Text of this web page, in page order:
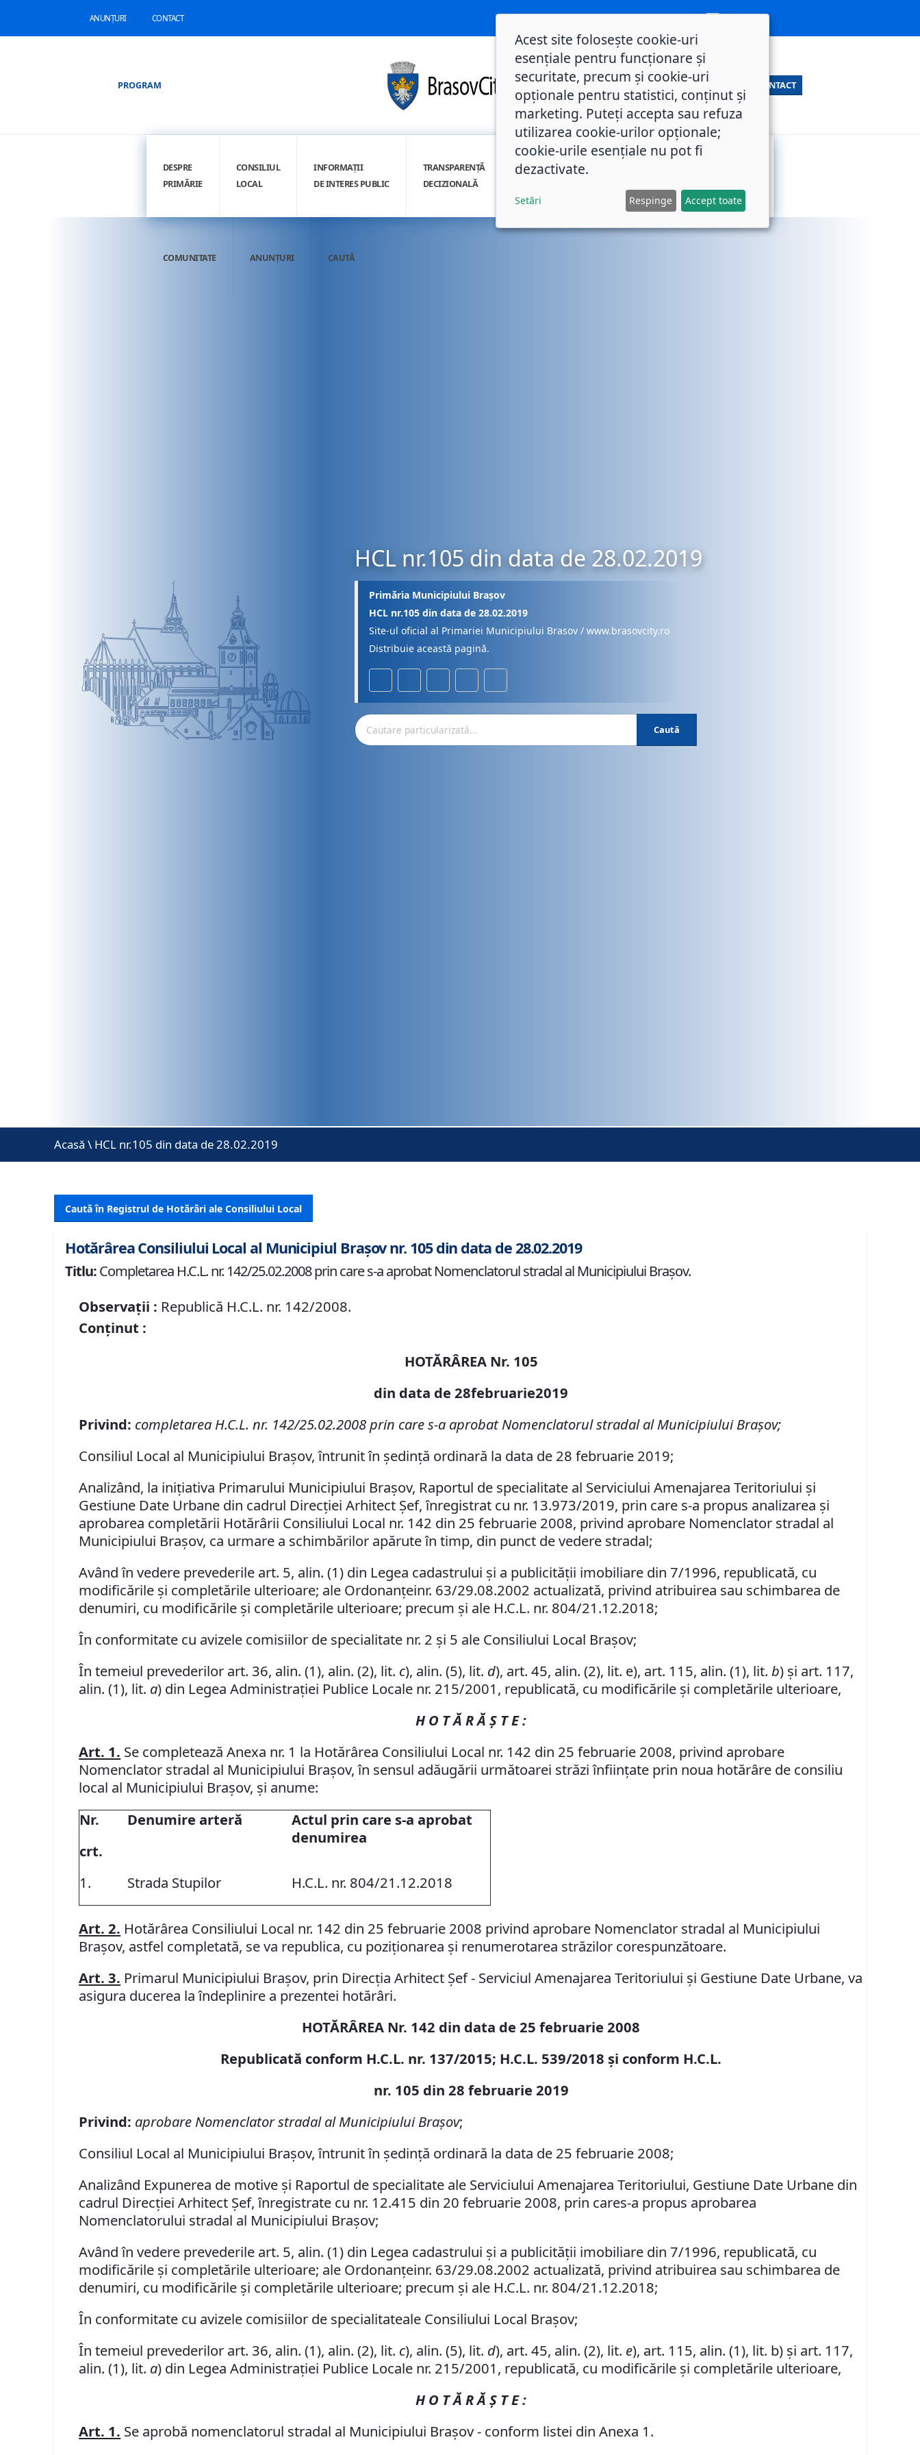
ANUNȚURI CONTACT
PROGRAM CONTACT
DESPRE
PRIMĂRIE
CONSILIUL
LOCAL
INFORMAȚII
DE INTERES PUBLIC
TRANSPARENȚĂ
DECIZIONALĂ
INTEGRITATE
COMUNITATE ANUNȚURI CAUTĂ
HCL nr.105 din data de 28.02.2019
Primăria Municipiului Brașov
HCL nr.105 din data de 28.02.2019
Site-ul oficial al Primariei Municipiului Brasov / www.brasovcity.ro
Distribuie această pagină.
Caută
Acasă \ HCL nr.105 din data de 28.02.2019
Caută în Registrul de Hotărâri ale Consiliului Local
Hotărârea Consiliului Local al Municipiul Brașov nr. 105 din data de 28.02.2019
Titlu:Completarea H.C.L. nr. 142/25.02.2008 prin care s-a aprobat Nomenclatorul stradal al Municipiului Braşov.
Observații : Republică H.C.L. nr. 142/2008.
Conținut :
HOTĂRÂREA Nr. 105
din data de 28februarie2019
Privind: completarea H.C.L. nr. 142/25.02.2008 prin care s-a aprobat Nomenclatorul stradal al Municipiului Braşov;
Consiliul Local al Municipiului Braşov, întrunit în şedinţă ordinară la data de 28 februarie 2019;
Analizând, la iniţiativa Primarului Municipiului Braşov, Raportul de specialitate al Serviciului Amenajarea Teritoriului şi
Gestiune Date Urbane din cadrul Direcţiei Arhitect Şef, înregistrat cu nr. 13.973/2019, prin care s-a propus analizarea şi
aprobarea completării Hotărârii Consiliului Local nr. 142 din 25 februarie 2008, privind aprobare Nomenclator stradal al
Municipiului Braşov, ca urmare a schimbărilor apărute în timp, din punct de vedere stradal;
Având în vedere prevederile art. 5, alin. (1) din Legea cadastrului şi a publicităţii imobiliare din 7/1996, republicată, cu
modificările şi completările ulterioare; ale Ordonanţeinr. 63/29.08.2002 actualizată, privind atribuirea sau schimbarea de
denumiri, cu modificările şi completările ulterioare; precum şi ale H.C.L. nr. 804/21.12.2018;
În conformitate cu avizele comisiilor de specialitate nr. 2 şi 5 ale Consiliului Local Braşov;
În temeiul prevederilor art. 36, alin. (1), alin. (2), lit. c), alin. (5), lit. d), art. 45, alin. (2), lit. e), art. 115, alin. (1), lit.b) şi art. 117,
alin. (1), lit. a) din Legea Administraţiei Publice Locale nr. 215/2001, republicată, cu modificările şi completările ulterioare,
H O T Ă R Ă Ş T E :
Art. 1. Se completează Anexa nr. 1 la Hotărârea Consiliului Local nr. 142 din 25 februarie 2008, privind aprobare
Nomenclator stradal al Municipiului Braşov, în sensul adăugării următoarei străzi înfiinţate prin noua hotărâre de consiliu
local al Municipiului Braşov, şi anume:
Nr.
crt.
Denumire arteră
Actul prin care s-a aprobat
denumirea
1. Strada Stupilor H.C.L. nr. 804/21.12.2018
Art. 2. Hotărârea Consiliului Local nr. 142 din 25 februarie 2008 privind aprobare Nomenclator stradal al Municipiului
Braşov, astfel completată, se va republica, cu poziţionarea şi renumerotarea străzilor corespunzătoare.
Art. 3. Primarul Municipiului Braşov, prin Direcţia Arhitect Şef - Serviciul Amenajarea Teritoriului şi Gestiune Date Urbane, va
asigura ducerea la îndeplinire a prezentei hotărâri.
HOTĂRÂREA Nr. 142 din data de 25 februarie 2008
Republicată conform H.C.L. nr. 137/2015; H.C.L. 539/2018 şi conform H.C.L.
nr. 105 din 28 februarie 2019
Privind: aprobare Nomenclator stradal al Municipiului Braşov;
Consiliul Local al Municipiului Braşov, întrunit în şedinţă ordinară la data de 25 februarie 2008;
Analizând Expunerea de motive şi Raportul de specialitate ale Serviciului Amenajarea Teritoriului, Gestiune Date Urbane din
cadrul Direcţiei Arhitect Şef, înregistrate cu nr. 12.415 din 20 februarie 2008, prin cares-a propus aprobarea
Nomenclatorului stradal al Municipiului Braşov;
Având în vedere prevederile art. 5, alin. (1) din Legea cadastrului şi a publicităţii imobiliare din 7/1996, republicată, cu
modificările şi completările ulterioare; ale Ordonanţeinr. 63/29.08.2002 actualizată, privind atribuirea sau schimbarea de
denumiri, cu modificările şi completările ulterioare; precum şi ale H.C.L. nr. 804/21.12.2018;
În conformitate cu avizele comisiilor de specialitateale Consiliului Local Braşov;
În temeiul prevederilor art. 36, alin. (1), alin. (2), lit. c), alin. (5), lit. d), art. 45, alin. (2), lit. e), art. 115, alin. (1), lit. b) şi art. 117,
alin. (1), lit. a) din Legea Administraţiei Publice Locale nr. 215/2001, republicată, cu modificările şi completările ulterioare,
H O T Ă R Ă Ş T E :
Art. 1. Se aprobă nomenclatorul stradal al Municipiului Braşov - conform listei din Anexa 1.
Acest site folosește cookie-uri
esențiale pentru funcționare și
securitate, precum și cookie-uri
opționale pentru statistici, conținut și
marketing. Puteți accepta sau refuza
utilizarea cookie-urilor opționale;
cookie-urile esențiale nu pot fi
dezactivate.
Setări Respinge Accept toate